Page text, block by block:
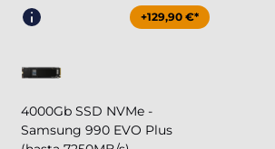
+129,90 €*
4000Gb SSD NVMe -
Samsung 990 EVO Plus